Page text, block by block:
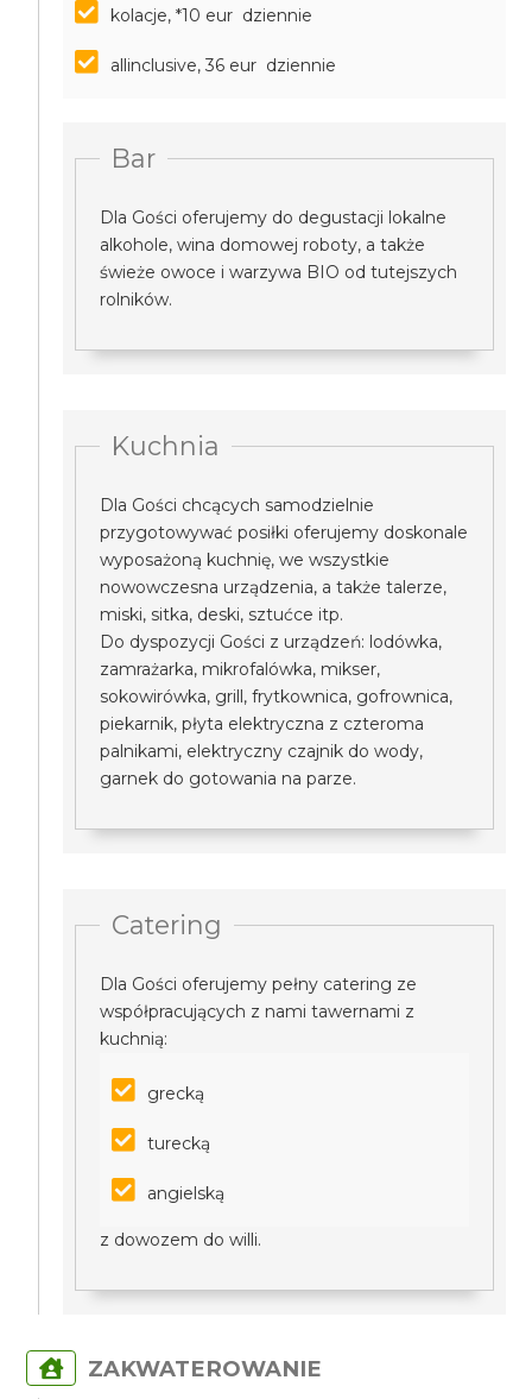
kolacje, *10 eur dziennie
allinclusive, 36 eur dziennie
Bar
Dla Gości oferujemy do degustacji lokalne
alkohole, wina domowej roboty, a także
świeże owoce i warzywa BIO od tutejszych
rolników.
Kuchnia
Dla Gości chcących samodzielnie
przygotowywać posiłki oferujemy doskonale
wyposażoną kuchnię, we wszystkie
nowowczesna urządzenia, a także talerze,
miski, sitka, deski, sztućce itp.
Do dyspozycji Gości z urządzeń: lodówka,
zamrażarka, mikrofalówka, mikser,
sokowirówka, grill, frytkownica, gofrownica,
piekarnik, płyta elektryczna z czteroma
palnikami, elektryczny czajnik do wody,
garnek do gotowania na parze.
Catering
Dla Gości oferujemy pełny catering ze
współpracujących z nami tawernami z
kuchnią:
grecką
turecką
angielską
z dowozem do willi.
ZAKWATEROWANIE